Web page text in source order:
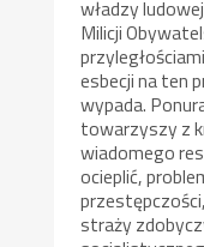
władzy
Milicji
esbecji na ten
wypada.
towarzyszy z
wiadomego
ocieplić,
straży